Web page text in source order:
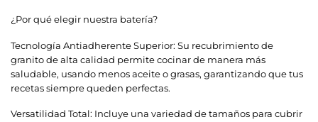
¿Por qué elegir nuestra batería?
Tecnología Antiadherente Superior: Su recubrimiento de
granito de alta calidad permite cocinar de manera más
saludable, usando menos aceite o grasas, garantizando que tus
recetas siempre queden perfectas.
Versatilidad Total: Incluye una variedad de tamaños para cubrir